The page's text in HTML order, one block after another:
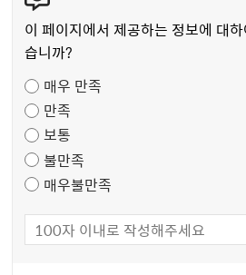
츠
만
도
조
사
이 페이지에서 제공하는 정보에 대
습니까?
매우 만족
만족
보통
불만족
매우불만족